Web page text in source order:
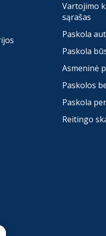
Vartojimo
sąrašas
Paskola
Paskola
Asmeninė
Paskolos
Paskola
Reitingo